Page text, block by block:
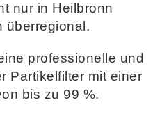
nur in Heilbronn
überregional.
professionelle und
Partikelfilter mit einer
bis zu 99 %.